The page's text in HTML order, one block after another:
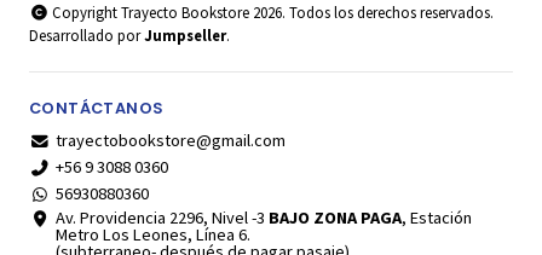
Copyright Trayecto Bookstore 2026. Todos los derechos reservados.
Desarrollado porJumpseller.
CONTÁCTANOS
trayectobookstore@gmail.com
+56 9 3088 0360
56930880360
Av. Providencia 2296, Nivel -3 BAJO ZONA PAGA, Estación
Metro Los Leones, Línea 6.